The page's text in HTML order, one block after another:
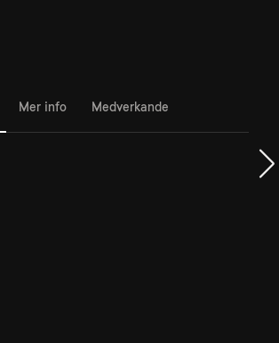
Mer info Medverkande